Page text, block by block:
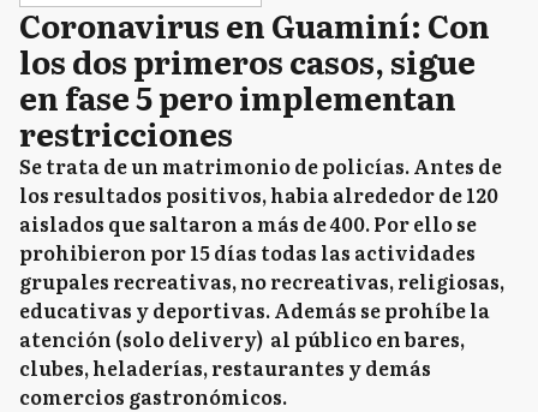
Coronavirus en Guaminí: Con
los dos primeros casos, sigue
en fase 5 pero implementan
restricciones
Se trata de un matrimonio de policías. Antes de
los resultados positivos, habia alrededor de 120
aislados que saltaron a más de 400. Por ello se
prohibieron por 15 días todas las actividades
grupales recreativas, no recreativas, religiosas,
educativas y deportivas. Además se prohíbe la
atención (solo delivery) al público en bares,
clubes, heladerías, restaurantes y demás
comercios gastronómicos.